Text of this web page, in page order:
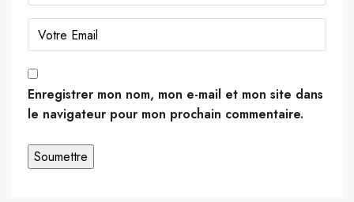
Enregistrer mon nom, mon e-mail et mon site dans
le navigateur pour mon prochain commentaire.